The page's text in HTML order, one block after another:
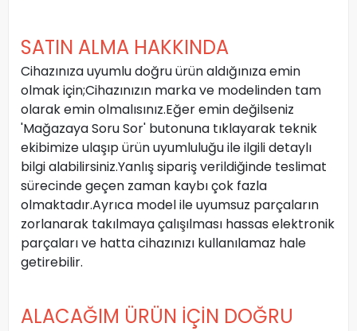
SATIN ALMA HAKKINDA
Cihazınıza uyumlu doğru ürün aldığınıza emin
olmak için;Cihazınızın marka ve modelinden tam
olarak emin olmalısınız.Eğer emin değilseniz
'Mağazaya Soru Sor' butonuna tıklayarak teknik
ekibimize ulaşıp ürün uyumluluğu ile ilgili detaylı
bilgi alabilirsiniz.Yanlış sipariş verildiğinde teslimat
sürecinde geçen zaman kaybı çok fazla
olmaktadır.Ayrıca model ile uyumsuz parçaların
zorlanarak takılmaya çalışılması hassas elektronik
parçaları ve hatta cihazınızı kullanılamaz hale
getirebilir.
ALACAĞIM ÜRÜN İÇİN DOĞRU